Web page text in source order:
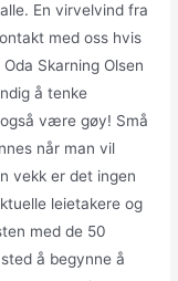
En virvelvind fra
med oss hvis
Skarning Olsen
å tenke
være gøy! Små
når man vil
vekk er det ingen
leietakere og
med de 50
å begynne å